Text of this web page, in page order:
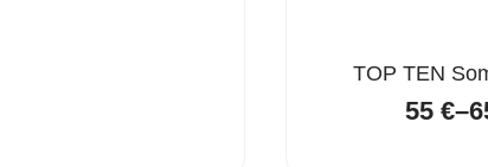
TOP TEN
55 €–